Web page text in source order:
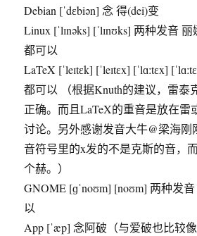
Debian [ˈdɛbiən] 念 得(dei)变
Linux [ˈlɪnəks] [ˈlɪnʊks] 两种发音
都可以
LaTeX [ˈleɪtɛk] [ˈleɪtɛx] [ˈlɑːtɛx]
都可以 （根据Knuth的建议，雷泰
正确。而且LaTeX的重音是放在雷
讨论。另外感谢发音大牛@梁海刚
音符号里的x发的不是克斯的音，
个赫。）
GNOME [ɡˈnoʊm] [noʊm] 两种发
以
App [ˈæp] 念阿破（与爱破也比较